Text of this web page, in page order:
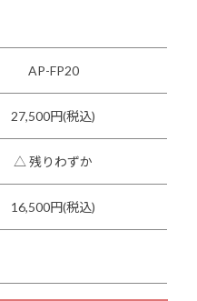
AP-FP20
27,500円(税込)
△ 残りわずか
16,500円(税込)